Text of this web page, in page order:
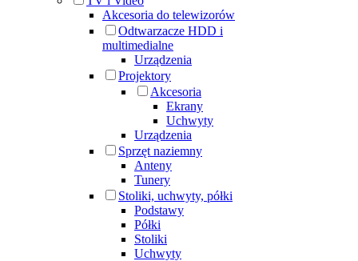
Akcesoria do telewizorów
Odtwarzacze HDD i
multimedialne
Urządzenia
Projektory
Akcesoria
Ekrany
Uchwyty
Urządzenia
Sprzęt naziemny
Anteny
Tunery
Stoliki, uchwyty, półki
Podstawy
Półki
Stoliki
Uchwyty